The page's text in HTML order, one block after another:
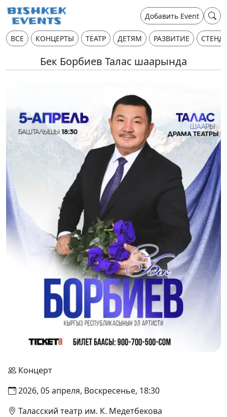
Добавить Event
ВСЕ КОНЦЕРТЫ ТЕАТР ДЕТЯМ РАЗВИТИЕ
Бек Борбиев Талас шаарында
Концерт
2026, 05 апреля, Воскресенье, 18:30
Таласский театр им. К. Медетбекова